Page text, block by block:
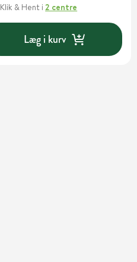
Klik & Hent i2 centre
Læg i kurv